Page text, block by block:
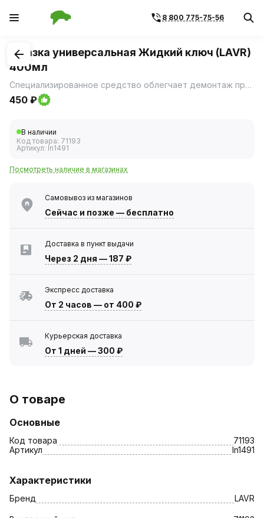
8 800 775-75-56
1/2
Смазка универсальная Жидкий ключ (LAVR)
400мл
Специализированное средство облегчает демонтаж прикипевших и приржавевших соединений и узлов.
450 ₽
В наличии
Код товара: 71193
Артикул: ln1491
Посмотреть наличие в магазинах
Самовывоз из магазинов
Сейчас и позже — бесплатно
Доставка в пункт выдачи
Через 2 дня —187 ₽
Экспресс доставка
От 2 часов — от 400 ₽
Курьерская доставка
От 1 дней —300 ₽
О товаре
Основные
Код товара
71193
Артикул
ln1491
Характеристики
Бренд LAVR